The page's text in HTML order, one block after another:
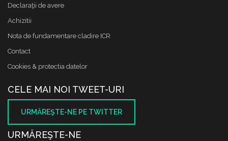
Declaraţii de avere
Achizitii
Nota de fundamentare cladire ICR
Contact
Cookies & protectia datelor
CELE MAI NOI TWEET-URI
URMĂREŞTE-NE PE TWITTER
URMĂREŞTE-NE